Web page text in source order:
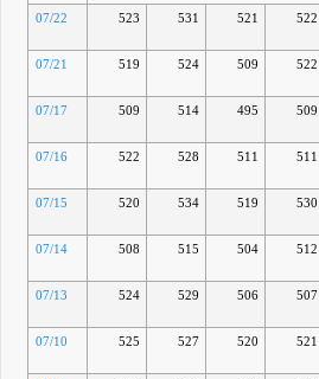
07/22
523 531 521 522
07/21 519 524 509 522
07/17 509 514 495 509
07/16 522 528 511 511
07/15 520 534 519 530
07/14 508 515 504 512
07/13 524 529 506 507
07/10 525 527 520 521